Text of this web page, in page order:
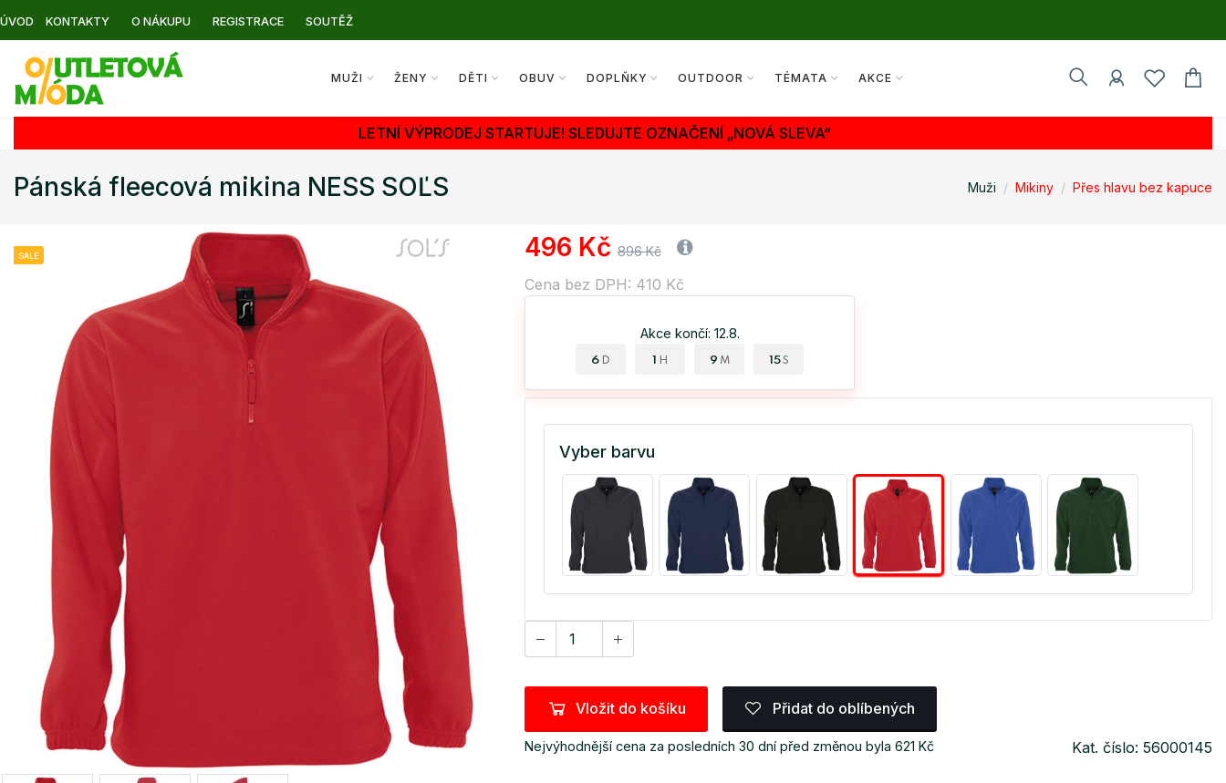
ÚVOD KONTAKTY O NÁKUPU REGISTRACE SOUTĚŽ
MUŽI ŽENY DĚTI OBUV DOPLŇKY OUTDOOR TÉMATA AKCE
LETNÍ VÝPRODEJ STARTUJE! SLEDUJTE OZNAČENÍ „NOVÁ SLEVA“
Pánská fleecová mikina NESS SOĽS Muži Mikiny Přes hlavu bez kapuce
SALE 496 Kč 896 Kč
Cena bez DPH: 410 Kč
Akce končí: 12.8.
6 D 1 H 9 M 14 S
Vyber barvu
Vložit do košíku Přidat do oblíbených
Nejvýhodnější cena za posledních 30 dní před změnou byla 621 Kč Kat. číslo: 56000145